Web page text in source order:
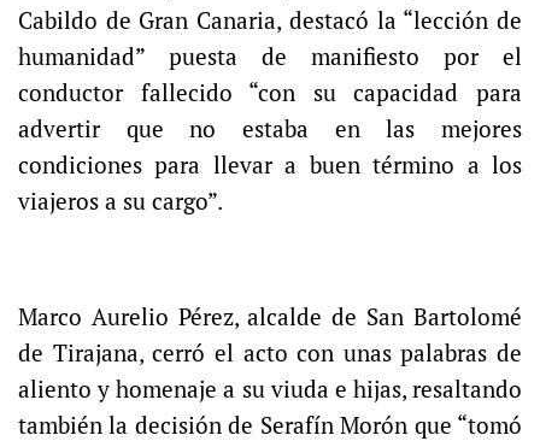
Cabildo de Gran Canaria, destacó la “lección de
humanidad” puesta de manifiesto por el
conductor fallecido “con su capacidad para
advertir que no estaba en las mejores
condiciones para llevar a buen término a los
viajeros a su cargo”.
Marco Aurelio Pérez, alcalde de San Bartolomé
de Tirajana, cerró el acto con unas palabras de
aliento y homenaje a su viuda e hijas, resaltando
también la decisión de Serafín Morón que “tomó